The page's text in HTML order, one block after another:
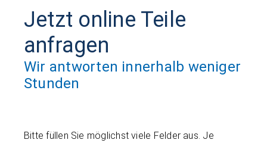
Jetzt online Teile
anfragen
Wir antworten innerhalb weniger
Stunden
Bitte füllen Sie möglichst viele Felder aus. Je